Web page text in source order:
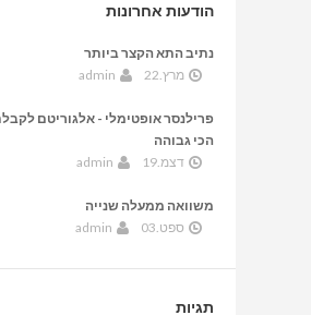
הודעות אחרונות
נתיב התא הקצר ביותר
מרץ.22
admin
פרילנסר אופטימלי - אלגוריטם
הכי גבוהה
דצמ.19
admin
משוואה ממעלה שנייה
ספט.03
admin
תגיות